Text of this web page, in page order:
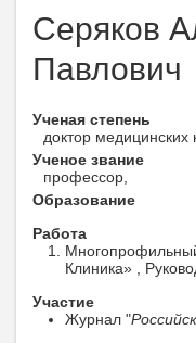
Серяков
Павлович
Ученая степень
доктор медицинских
Ученое звание
профессор,
Образование
Работа
Клиника» ,
Участие
Журнал "